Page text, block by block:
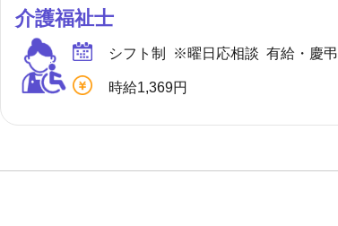
介護福祉士
シフト制 ※曜日応相談 有給・慶弔
時給1,369円